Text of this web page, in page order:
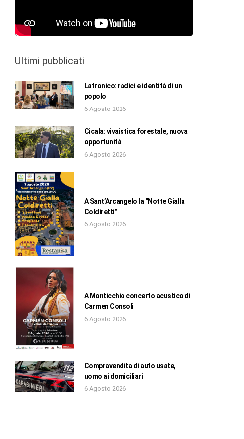
Ultimi pubblicati
Latronico: radici e identità di un
popolo
6 Agosto 2026
Cicala: vivaistica forestale, nuova
opportunità
6 Agosto 2026
A Sant’Arcangelo la “Notte Gialla
Coldiretti”
6 Agosto 2026
A Monticchio concerto acustico di
Carmen Consoli
6 Agosto 2026
Compravendita di auto usate,
uomo ai domiciliari
6 Agosto 2026